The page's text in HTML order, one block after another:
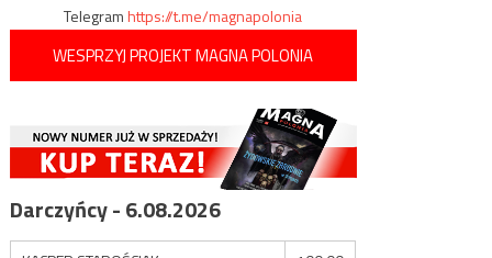
Telegramhttps://t.me/magnapolonia
WESPRZYJ PROJEKT MAGNA POLONIA
Darczyńcy - 6.08.2026